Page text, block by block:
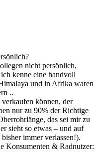
nicht persönlich,
kenne eine handvoll
und in Afrika waren
..
können, der
nur zu 90% der Richtige
das sei mir zu
sieht so etwas – und auf
immer verlassen!).
Konsumenten & Radnutzer: